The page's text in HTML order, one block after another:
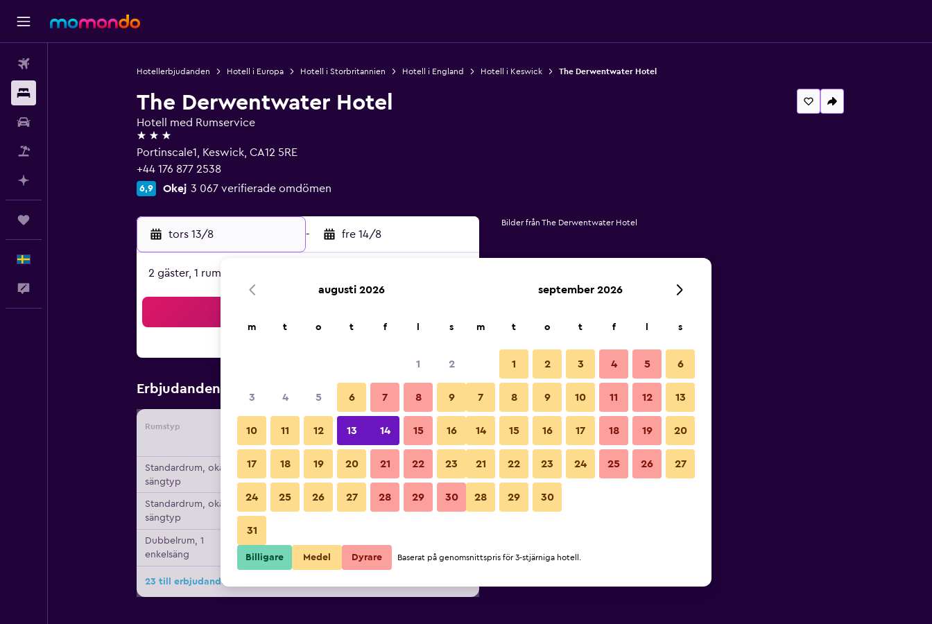
Hotellerbjudanden Hotell i Europa Hotell i Storbritannien Hotell i England Hotell i Keswick The Derwentwater Hotel
The Derwentwater Hotel
Hotell med Rumservice
3 stjärnor
Portinscale1, Keswick, CA12 5RE
+44 176 877 2538
6,9 Okej 3 067 verifierade omdömen
tors 13/8 - fre 14/8
2 gäster, 1 rum
Erbjudanden från Billigaste Pris per natt
Rumstyp Leverantör
Per natt
Standardrum, okänd
sängtyp
795 kr Visa erbjudande
Standardrum, okänd
sängtyp
880 kr Visa erbjudande
Dubbelrum, 1
enkelsäng
908 kr
23 till erbjudanden för The Derwentwater Hotel
Bilder från The Derwentwater Hotel
augusti 2026
m t o t f s
1 2
3 4 5 6 7 8 9
10 11 12 13 14 15 16
17 18 19 20 21 22 23
24 25 26 27 28 29 30
31
september 2026
m t o t f s
1 2 3 4 5 6
7 8 9 10 11 12 13
14 15 16 17 18 19 20
21 22 23 24 25 26 27
28 29 30
Billigare Medel Dyrare Baserat på genomsnittspris för 3-stjärniga hotell.